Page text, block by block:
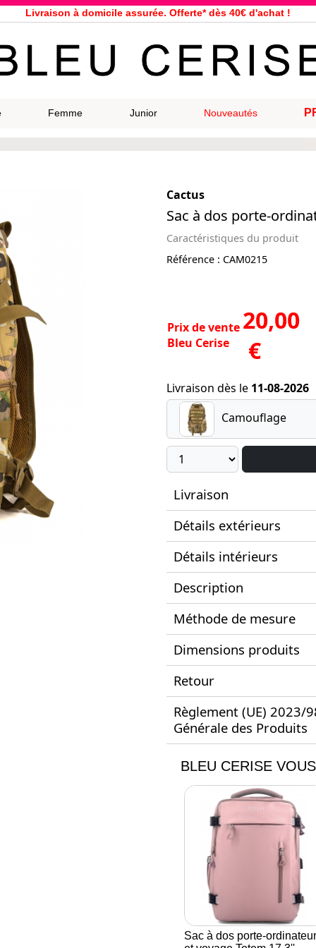
Livraison à domicile assurée. Offerte* dès 40€ d'achat !
le jour même pour toutes commandes passées avant 12h, du lundi
33 magasins répartis dans la France. Un à proximité de chez vous ?
Femme Junior Nouveautés
Cactus
Sac à dos porte-
Caractéristiques du produit
Référence : CAM0215
Prix de vente
Bleu Cerise
20,00
€
Livraison dès le 11-08-2026
Camouflage
Livraison
Détails extérieurs
Détails intérieurs
Description
Méthode de mesure
Dimensions produits
Retour
Règlement (UE) 2023/
Générale des Produits
BLEU CERISE
Sac à dos porte-ordinateur